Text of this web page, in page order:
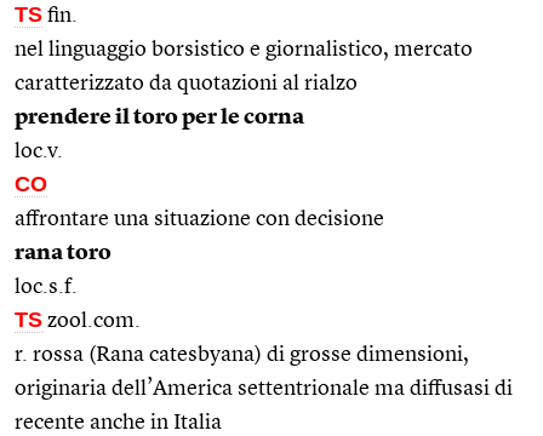
TS fin.
nel linguaggio borsistico e giornalistico, mercato
caratterizzato da quotazioni al rialzo
prendere il toro per le corna
loc.v.
CO
affrontare una situazione con decisione
rana toro
loc.s.f.
TS zool.com.
r. rossa (Rana catesbyana) di grosse dimensioni,
originaria dell’America settentrionale ma diffusasi di
recente anche in Italia